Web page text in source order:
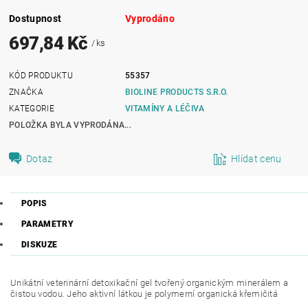
Dostupnost Vyprodáno
697,84 Kč/ ks
KÓD PRODUKTU
55357
ZNAČKA
BIOLINE PRODUCTS S.R.O.
KATEGORIE
VITAMÍNY A LÉČIVA
POLOŽKA BYLA VYPRODÁNA...
Dotaz Hlídat cenu
POPIS
PARAMETRY
DISKUZE
Unikátní veterinární detoxikační gel tvořený organickým minerálem a
čistou vodou. Jeho aktivní látkou je polymerní organická křemičitá